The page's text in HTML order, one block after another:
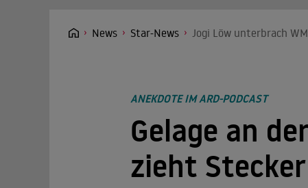
News Star-News Jogi Löw unterbrach
ANEKDOTE IM ARD-PODCAST
Gelage an
zieht